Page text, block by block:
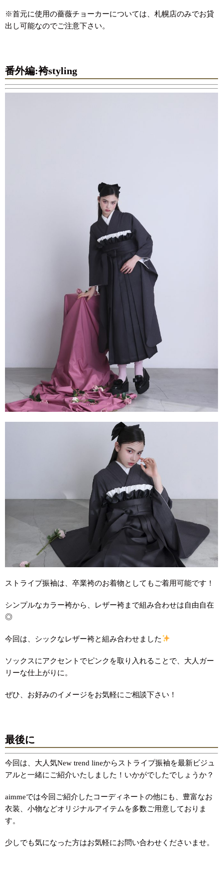
※首元に使用の薔薇チョーカーについては、札幌店のみでお貸
出し可能なのでご注意下さい。
番外編:袴styling
ストライプ振袖は、卒業袴のお着物としてもご着用可能です！
シンプルなカラー袴から、レザー袴まで組み合わせは自由自在
◎
今回は、シックなレザー袴と組み合わせました
ソックスにアクセントでピンクを取り入れることで、大人ガー
リーな仕上がりに。
ぜひ、お好みのイメージをお気軽にご相談下さい！
最後に
今回は、大人気New trend lineからストライプ振袖を最新ビジュ
アルと一緒にご紹介いたしました！いかがでしたでしょうか？
aimmeでは今回ご紹介したコーディネートの他にも、豊富なお
衣装、小物などオリジナルアイテムを多数ご用意しておりま
す。
少しでも気になった方はお気軽にお問い合わせくださいませ。